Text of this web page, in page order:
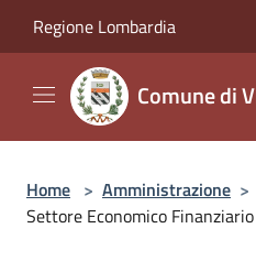
Regione Lombardia
Comune di
Home > Amministrazione >
Settore Economico Finanziario